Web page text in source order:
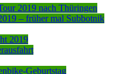
2019 nach Thüringen
– früher mal Subbotnik
2019
Geburtstag